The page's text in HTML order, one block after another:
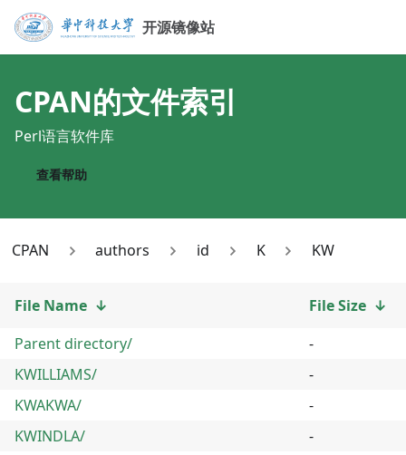
开源镜像站
CPAN的文件索引
Perl语言软件库
查看帮助
CPAN authors id K KW
File Name ↓ File Size ↓
Parent directory/
-
KWILLIAMS/
-
KWAKWA/
-
KWINDLA/
-